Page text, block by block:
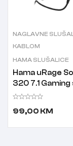
NAGLAVNE
KABLOM
HAMA SLUŠALICE
Hama uRage
320 7.1
sa mikrofonom
99,00 KM